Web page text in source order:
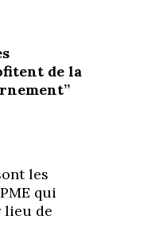
de la
les
qui
lieu de